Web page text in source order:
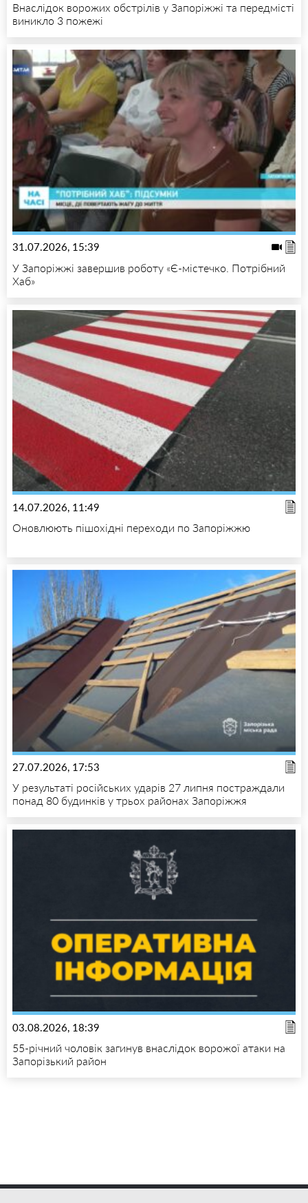
Внаслідок ворожих обстрілів у Запоріжжі та передмісті
виникло 3 пожежі
31.07.2026, 15:39
У Запоріжжі завершив роботу «Є-містечко. Потрібний
Хаб»
14.07.2026, 11:49
Оновлюють пішохідні переходи по Запоріжжю
27.07.2026, 17:53
У результаті російських ударів 27 липня постраждали
понад 80 будинків у трьох районах Запоріжжя
03.08.2026, 18:39
55-річний чоловік загинув внаслідок ворожої атаки на
Запорізький район